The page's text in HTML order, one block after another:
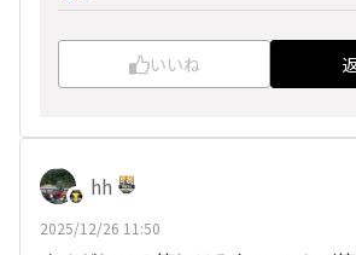
いいね
hh
2025/12/26 11:50